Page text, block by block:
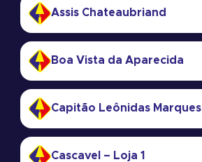
Assis Chateaubriand
Boa Vista da Aparecida
Capitão Leônidas Marques
Cascavel – Loja 1